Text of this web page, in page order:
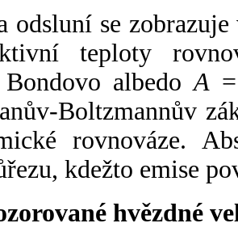
odsluní se
teploty
Bondovo albedoA
Boltzmannův
rovnováze.
kdežto emise
hvězdné